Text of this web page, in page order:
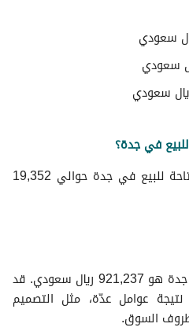
في جدة؟
يبلغ إجمالي عدد العقارات المتاحة للبيع في جدة حوالي 19,352
متوسط سعر شراء عقارات في جدة هو 921,237 ريال سعودي. قد
عوامل عدّة، مثل التصميم
السوق.